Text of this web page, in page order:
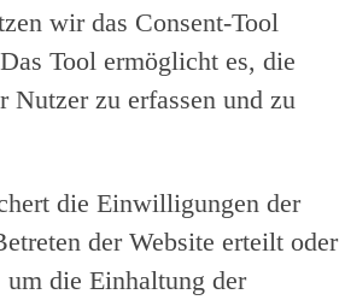
wir das Consent-Tool
Tool ermöglicht es, die
zu erfassen und zu
die Einwilligungen der
der Website erteilt oder
um die Einhaltung der